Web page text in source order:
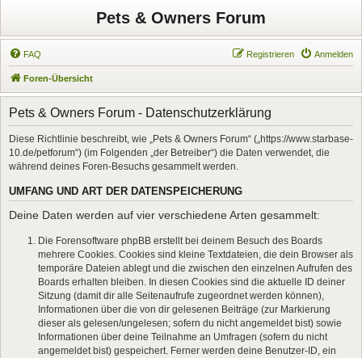
Pets & Owners Forum
FAQ Anmelden
Registrieren
Foren-Übersicht
Pets & Owners Forum - Datenschutzerklärung
Diese Richtlinie beschreibt, wie „Pets & Owners Forum“ („https://www.starbase-
10.de/petforum“) (im Folgenden „der Betreiber“) die Daten verwendet, die
während deines Foren-Besuchs gesammelt werden.
UMFANG UND ART DER DATENSPEICHERUNG
Deine Daten werden auf vier verschiedene Arten gesammelt:
Die Forensoftware phpBB erstellt bei deinem Besuch des Boards
mehrere Cookies. Cookies sind kleine Textdateien, die dein Browser als
temporäre Dateien ablegt und die zwischen den einzelnen Aufrufen des
Boards erhalten bleiben. In diesen Cookies sind die aktuelle ID deiner
Sitzung (damit dir alle Seitenaufrufe zugeordnet werden können),
Informationen über die von dir gelesenen Beiträge (zur Markierung
dieser als gelesen/ungelesen; sofern du nicht angemeldet bist) sowie
Informationen über deine Teilnahme an Umfragen (sofern du nicht
angemeldet bist) gespeichert. Ferner werden deine Benutzer-ID, ein